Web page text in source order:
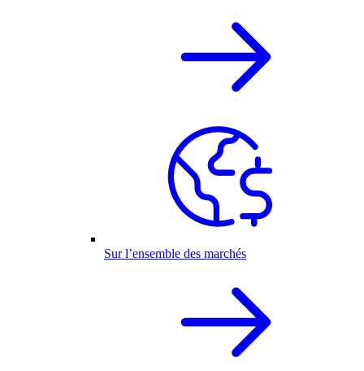
Sur l’ensemble des marchés